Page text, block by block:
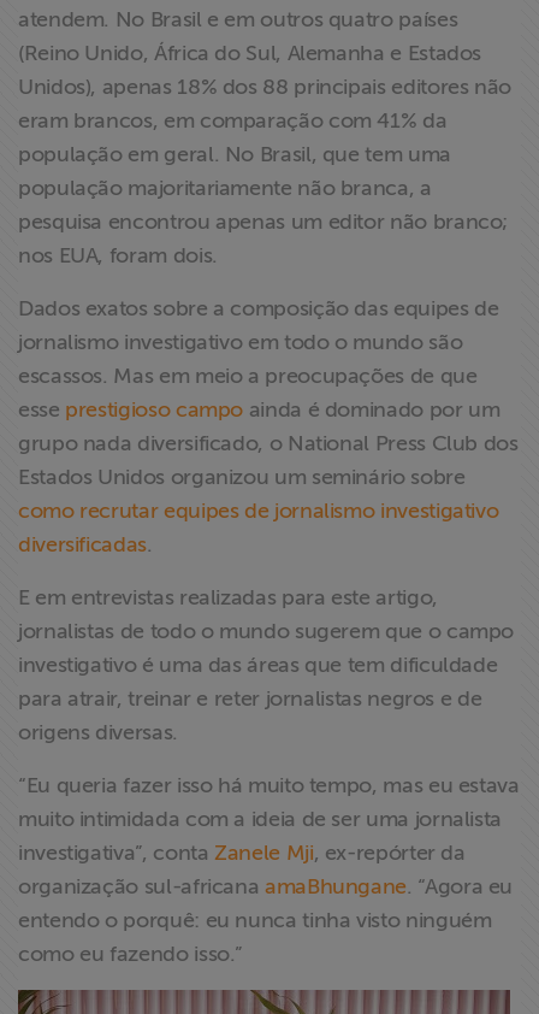
atendem. No Brasil e em outros quatro países
(Reino Unido, África do Sul, Alemanha e Estados
Unidos), apenas 18% dos 88 principais editores não
eram brancos, em comparação com 41% da
população em geral. No Brasil, que tem uma
população majoritariamente não branca, a
pesquisa encontrou apenas um editor não branco;
nos EUA, foram dois.
Dados exatos sobre a composição das equipes de
jornalismo investigativo em todo o mundo são
escassos. Mas em meio a preocupações de que
esse prestigioso campo ainda é dominado por um
grupo nada diversificado, o National Press Club dos
Estados Unidos organizou um seminário sobre
como recrutar equipes de jornalismo investigativo
diversificadas.
E em entrevistas realizadas para este artigo,
jornalistas de todo o mundo sugerem que o campo
investigativo é uma das áreas que tem dificuldade
para atrair, treinar e reter jornalistas negros e de
origens diversas.
“Eu queria fazer isso há muito tempo, mas eu estava
muito intimidada com a ideia de ser uma jornalista
investigativa”, contaZanele Mji, ex-repórter da
organização sul-africana amaBhungane. “Agora eu
entendo o porquê: eu nunca tinha visto ninguém
como eu fazendo isso.”